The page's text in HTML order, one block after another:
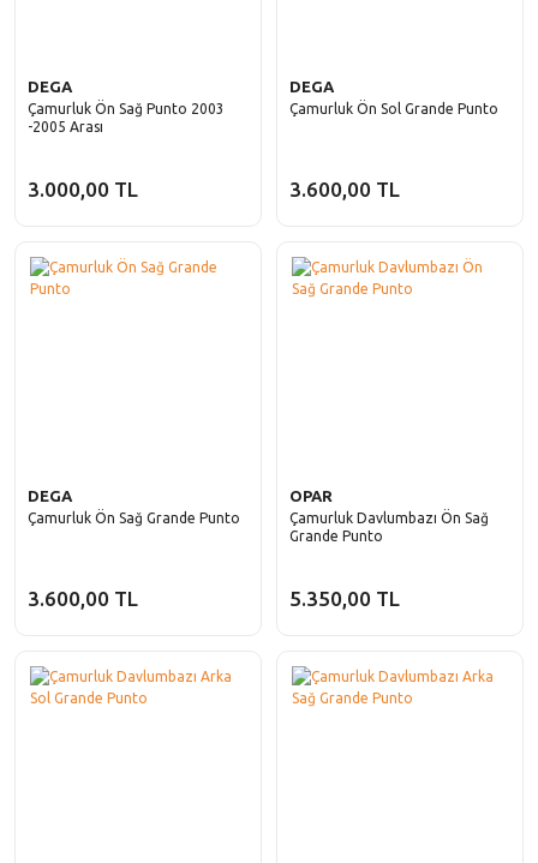
DEGA
Çamurluk Ön Sağ Punto 2003
-2005 Arası
3.000,00 TL
DEGA
Çamurluk Ön Sol Grande Punto
3.600,00 TL
DEGA
Çamurluk Ön Sağ Grande Punto
3.600,00 TL
OPAR
Çamurluk Davlumbazı Ön Sağ
Grande Punto
5.350,00 TL